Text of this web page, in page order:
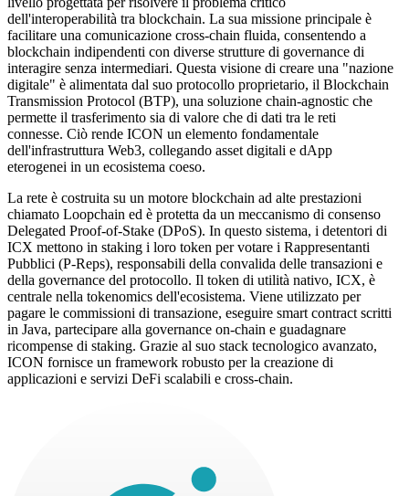
dell'interoperabilità tra blockchain. La sua missione principale è
facilitare una comunicazione cross-chain fluida, consentendo a
blockchain indipendenti con diverse strutture di governance di
interagire senza intermediari. Questa visione di creare una "nazione
digitale" è alimentata dal suo protocollo proprietario, il Blockchain
Transmission Protocol (BTP), una soluzione chain-agnostic che
permette il trasferimento sia di valore che di dati tra le reti
connesse. Ciò rende ICON un elemento fondamentale
dell'infrastruttura Web3, collegando asset digitali e dApp
eterogenei in un ecosistema coeso.
La rete è costruita su un motore blockchain ad alte prestazioni
chiamato Loopchain ed è protetta da un meccanismo di consenso
Delegated Proof-of-Stake (DPoS). In questo sistema, i detentori di
ICX mettono in staking i loro token per votare i Rappresentanti
Pubblici (P-Reps), responsabili della convalida delle transazioni e
della governance del protocollo. Il token di utilità nativo, ICX, è
centrale nella tokenomics dell'ecosistema. Viene utilizzato per
pagare le commissioni di transazione, eseguire smart contract scritti
in Java, partecipare alla governance on-chain e guadagnare
ricompense di staking. Grazie al suo stack tecnologico avanzato,
ICON fornisce un framework robusto per la creazione di
applicazioni e servizi DeFi scalabili e cross-chain.